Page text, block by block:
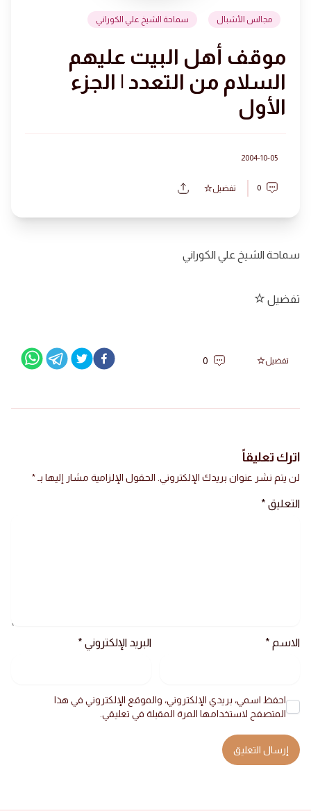
مجالس الأشبال سماحة الشيخ علي الكوراني
موقف أهل البيت عليهم
السلام من التعدد | الجزء
الأول
2004-10-05
0 تفضيل
سماحة الشيخ علي الكوراني
تفضيل
تفضيل 0
اترك تعليقاً
لن يتم نشر عنوان بريدك الإلكتروني. الحقول الإلزامية مشار إليها بـ *
التعليق *
الاسم * البريد الإلكتروني *
احفظ اسمي، بريدي الإلكتروني، والموقع الإلكتروني في هذا
المتصفح لاستخدامها المرة المقبلة في تعليقي.